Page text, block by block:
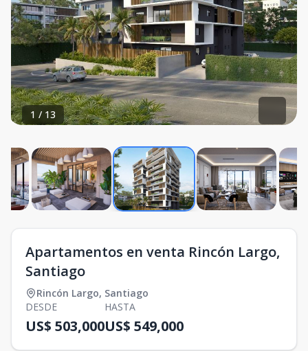
1 / 13
Apartamentos en venta Rincón Largo,
Santiago
Rincón Largo, Santiago
DESDE
US$ 503,000
HASTA
US$ 549,000